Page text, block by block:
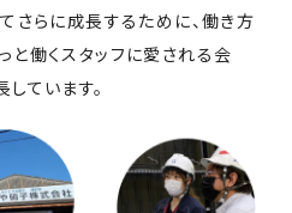
さらに成長するために、働き方
と働くスタッフに愛される会
ています。